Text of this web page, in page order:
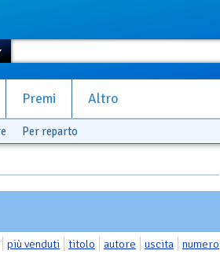
Premi Altro
Per reparto
più venduti titolo autore uscita numero